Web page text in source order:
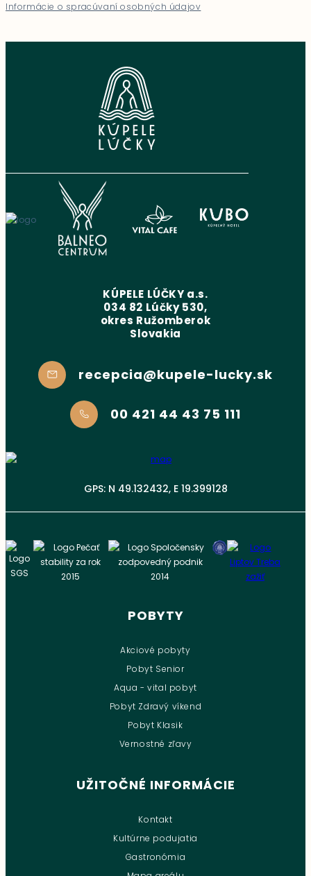
Informácie o spracúvaní osobných údajov
KÚPELE LÚČKY a.s.
034 82 Lúčky 530,
okres Ružomberok
Slovakia
recepcia@kupele-lucky.sk
00 421 44 43 75 111
GPS: N 49.132432, E 19.399128
POBYTY
Akciové pobyty
Pobyt Senior
Aqua - vital pobyt
Pobyt Zdravý víkend
Pobyt Klasik
Vernostné zľavy
UŽITOČNÉ INFORMÁCIE
Kontakt
Kultúrne podujatia
Gastronómia